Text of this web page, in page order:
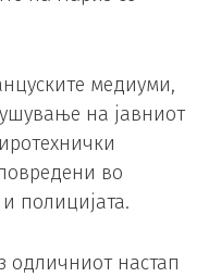
медиуми,
на јавниот
во
полицијата.
одличниот настап